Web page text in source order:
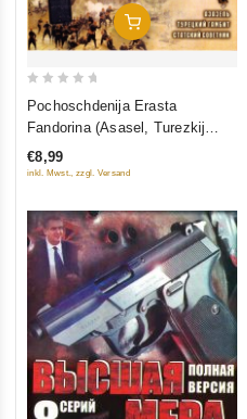
In Den Warenkorb
5
Pochoschdenija Erasta
Fandorina (Asasel, Turezkij
gambit, Statskij Sowetnik)
€8,99
inkl. Mwst., zzgl. Versand